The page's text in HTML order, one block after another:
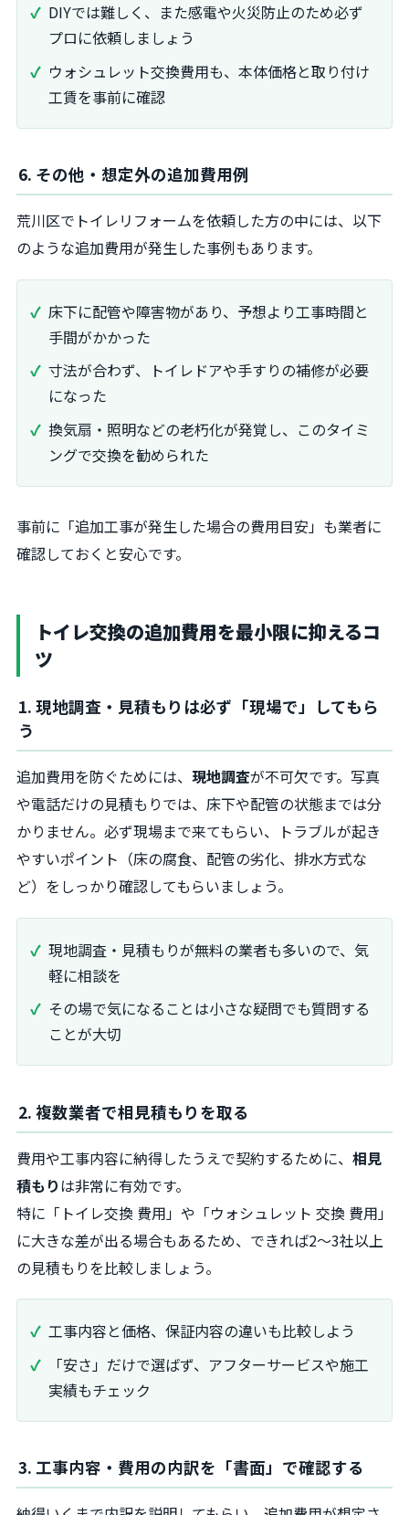
DIYでは難しく、また感電や火災防止のため必ず
プロに依頼しましょう
ウォシュレット交換費用も、本体価格と取り付け
工賃を事前に確認
6. その他・想定外の追加費用例
荒川区でトイレリフォームを依頼した方の中には、以下
のような追加費用が発生した事例もあります。
床下に配管や障害物があり、予想より工事時間と
手間がかかった
寸法が合わず、トイレドアや手すりの補修が必要
になった
換気扇・照明などの老朽化が発覚し、このタイミ
ングで交換を勧められた
事前に「追加工事が発生した場合の費用目安」も業者に
確認しておくと安心です。
トイレ交換の追加費用を最小限に抑えるコ
ツ
1. 現地調査・見積もりは必ず「現場で」してもら
う
追加費用を防ぐためには、 現地調査が不可欠です。写真
や電話だけの見積もりでは、床下や配管の状態までは分
かりません。必ず現場まで来てもらい、トラブルが起き
やすいポイント（床の腐食、配管の劣化、排水方式な
ど）をしっかり確認してもらいましょう。
現地調査・見積もりが無料の業者も多いので、気
軽に相談を
その場で気になることは小さな疑問でも質問する
ことが大切
2. 複数業者で相見積もりを取る
費用や工事内容に納得したうえで契約するために、 相見
積もりは非常に有効です。
特に「トイレ交換 費用」や「ウォシュレット 交換 費用」
に大きな差が出る場合もあるため、できれば2〜3社以上
の見積もりを比較しましょう。
工事内容と価格、保証内容の違いも比較しよう
「安さ」だけで選ばず、アフターサービスや施工
実績もチェック
3. 工事内容・費用の内訳を「書面」で確認する